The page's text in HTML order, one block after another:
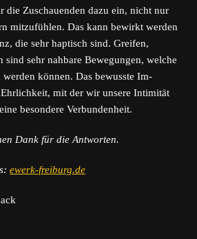
die Zuschauenden dazu ein, nicht nur
mitzufühlen. Das kann bewirkt werden
die sehr haptisch sind. Greifen,
sind sehr nahbare Bewegungen, welche
können. Das bewusste Im-
mit der wir unsere Intimität
besondere Verbundenheit.
Dank für die Antworten.
ewerk-freiburg.de